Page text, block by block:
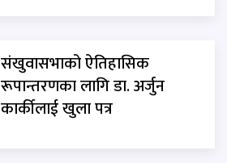
संखुवासभाको ऐतिहासिक
रूपान्तरणका लागि डा. अर्जुन
कार्कीलाई खुला पत्र